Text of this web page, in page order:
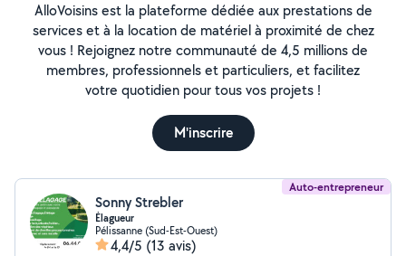
AlloVoisins est la plateforme dédiée aux prestations de
services et à la location de matériel à proximité de chez
vous ! Rejoignez notre communauté de 4,5 millions de
membres, professionnels et particuliers, et facilitez
votre quotidien pour tous vos projets !
M'inscrire
Auto-entrepreneur
Sonny Strebler
Élagueur
Pélissanne (Sud-Est-Ouest)
4,4/5 (13 avis)